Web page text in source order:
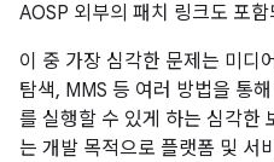
AOSP 외부의 패치 링크도 포
이 중 가장 심각한 문제는 미디
탐색, MMS 등 여러 방법을 통
를 실행할 수 있게 하는 심각한
는 개발 목적으로 플랫폼 및 서